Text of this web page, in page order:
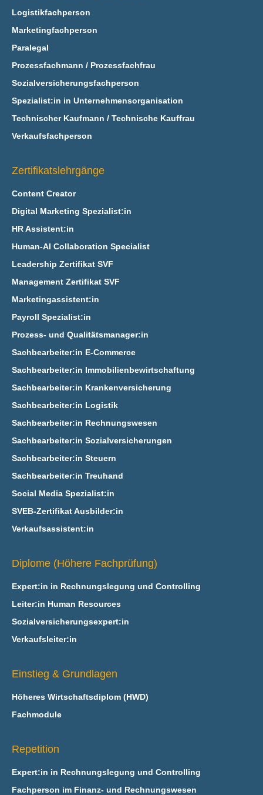
Logistikfachperson
Marketingfachperson
Paralegal
Prozessfachmann / Prozessfachfrau
Sozialversicherungsfachperson
Spezialist:in in Unternehmensorganisation
Technischer Kaufmann / Technische Kauffrau
Verkaufsfachperson
Zertifikatslehrgänge
Content Creator
Digital Marketing Spezialist:in
HR Assistent:in
Human-AI Collaboration Specialist
Leadership Zertifikat SVF
Management Zertifikat SVF
Marketingassistent:in
Payroll Spezialist:in
Prozess- und Qualitätsmanager:in
Sachbearbeiter:in E‑Commerce
Sachbearbeiter:in Immobilienbewirtschaftung
Sachbearbeiter:in Krankenversicherung
Sachbearbeiter:in Logistik
Sachbearbeiter:in Rechnungswesen
Sachbearbeiter:in Sozialversicherungen
Sachbearbeiter:in Steuern
Sachbearbeiter:in Treuhand
Social Media Spezialist:in
SVEB-Zertifikat Ausbilder:in
Verkaufsassistent:in
Diplome (Höhere Fachprüfung)
Expert:in in Rechnungslegung und Controlling
Leiter:in Human Resources
Sozialversicherungsexpert:in
Verkaufsleiter:in
Einstieg & Grundlagen
Höheres Wirtschaftsdiplom (HWD)
Fachmodule
Repetition
Expert:in in Rechnungslegung und Controlling
Fachperson im Finanz- und Rechnungswesen